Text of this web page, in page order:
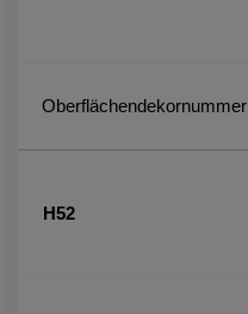
Oberflächendekornummer
H52